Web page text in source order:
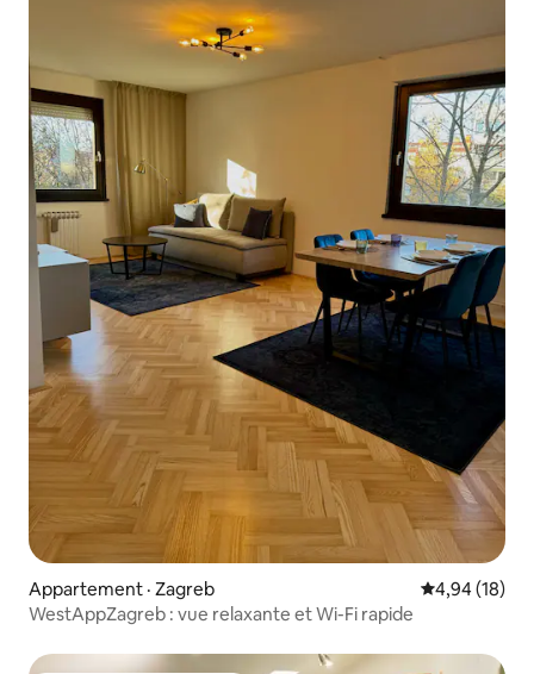
Appartement · Zagreb Note
4,94 (18)
WestAppZagreb : vue relaxante et Wi-Fi rapide